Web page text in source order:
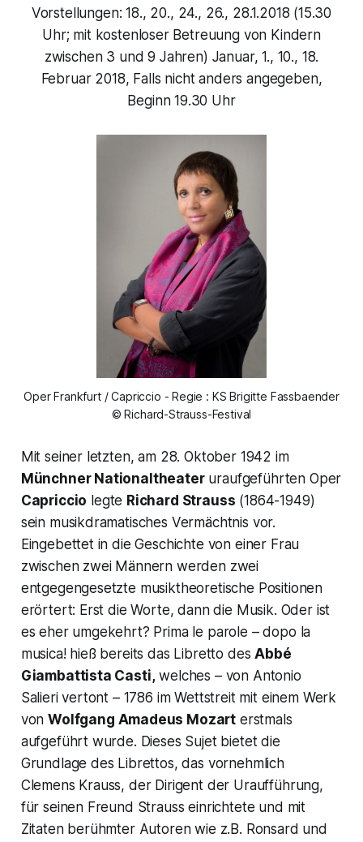
Vorstellungen: 18., 20., 24., 26., 28.1.2018 (15.30
Uhr; mit kostenloser Betreuung von Kindern
zwischen 3 und 9 Jahren) Januar, 1., 10., 18.
Februar 2018, Falls nicht anders angegeben,
Beginn 19.30 Uhr
Oper Frankfurt / Capriccio - Regie : KS Brigitte Fassbaender
© Richard-Strauss-Festival
Mit seiner letzten, am 28. Oktober 1942 im
Münchner Nationaltheateruraufgeführten Oper
Capriccio legte Richard Strauss (1864-1949)
sein musikdramatisches Vermächtnis vor.
Eingebettet in die Geschichte von einer Frau
zwischen zwei Männern werden zwei
entgegengesetzte musiktheoretische Positionen
erörtert: Erst die Worte, dann die Musik. Oder ist
es eher umgekehrt? Prima le parole – dopo la
musica! hieß bereits das Libretto desAbbé
Giambattista Casti,welches – von Antonio
Salieri vertont – 1786 im Wettstreit mit einem Werk
vonWolfgang Amadeus Mozart erstmals
aufgeführt wurde. Dieses Sujet bietet die
Grundlage des Librettos, das vornehmlich
Clemens Krauss, der Dirigent der Uraufführung,
für seinen Freund Strauss einrichtete und mit
Zitaten berühmter Autoren wie z.B. Ronsard und